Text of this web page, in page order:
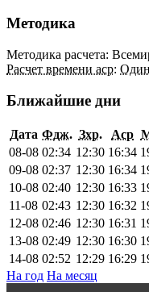
Методика
Методика расчета:
Расчет времени аср:
Ближайшие дни
Дата Фдж. Зхр. Аср
08-08 02:34 12:30 16:34
09-08 02:37 12:30 16:34
10-08 02:40 12:30 16:33
11-08 02:43 12:30 16:32
12-08 02:46 12:30 16:31
13-08 02:49 12:30 16:30
14-08 02:52 12:29 16:29
На год На месяц